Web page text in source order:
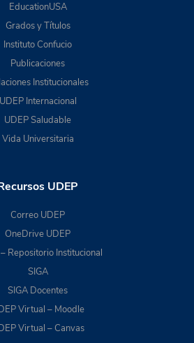
EducationUSA
Grados y Títulos
Instituto Confucio
Publicaciones
Institucionales
UDEP Internacional
UDEP Saludable
Vida Universitaria
UDEP
Correo UDEP
OneDrive UDEP
Repositorio Institucional
SIGA
SIGA Docentes
Virtual – Moodle
Virtual – Canvas